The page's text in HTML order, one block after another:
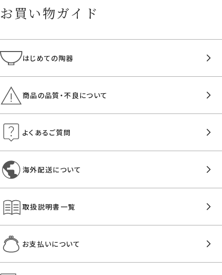
お買い物ガイド
はじめての陶器
商品の品質・不良について
よくあるご質問
海外配送について
取扱説明書一覧
お支払いについて